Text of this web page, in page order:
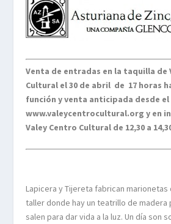
Venta de entradas en la taquilla de
Cultural el 30 de abril de 17 horas
función y venta anticipada desde
www.valeycentrocultural.org y en
Valey Centro Cultural de 12,30 a
Lapicera y Tijereta fabrican marionetas
taller donde hay un teatrillo de madera
salen para dar vida a la luz. Un día son